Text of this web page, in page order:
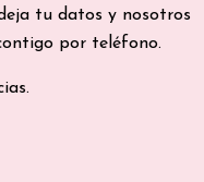
tu datos y nosotros
por teléfono.